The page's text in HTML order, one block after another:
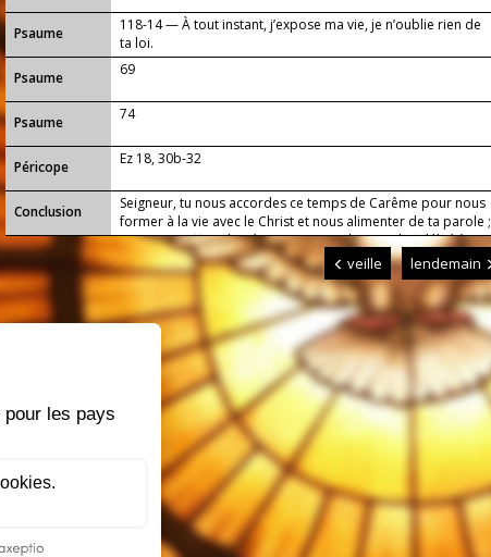
Psaume
118-14 — À tout instant, j’expose ma vie, je n’oublie rien de
ta loi.
Psaume
69
Psaume 74
Péricope Ez 18, 30b-32
Conclusion
Seigneur, tu nous accordes ce temps de Carême pour nous
former à la vie avec le Christ et nous alimenter de ta parole ;
que notre effort de péni­tence nous obtienne la fidélité à te
servir et le goût de te prier d’un même cœur.
veille lendemain